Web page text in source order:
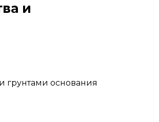
и
грунтами основания